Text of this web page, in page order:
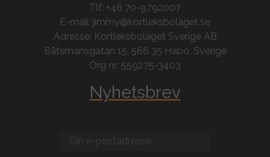
Tlf: +46 70-9792007
E-mail: jimmy@kortleksbolaget.se
Adresse: Kortleksbolaget Sverige AB
Båtsmansgatan 15, 566 35 Habo, Sverige
Org nr: 559275-3403
Nyhetsbrev